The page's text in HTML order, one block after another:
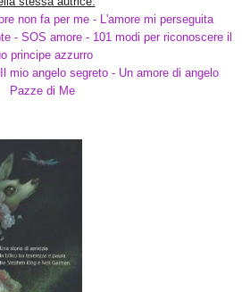
non fa per me - L'amore mi perseguita
- SOS amore - 101 modi per riconoscere il
principe azzurro
mio angelo segreto - Un amore di angelo
Pazze di Me